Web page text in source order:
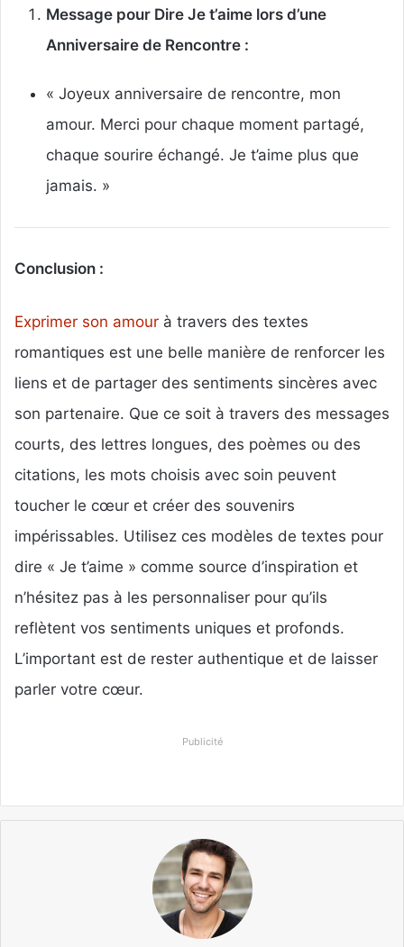
Message pour Dire Je t’aime lors d’une
Anniversaire de Rencontre :
« Joyeux anniversaire de rencontre, mon
amour. Merci pour chaque moment partagé,
chaque sourire échangé. Je t’aime plus que
jamais. »
Conclusion :
Exprimer son amour à travers des textes
romantiques est une belle manière de renforcer les
liens et de partager des sentiments sincères avec
son partenaire. Que ce soit à travers des messages
courts, des lettres longues, des poèmes ou des
citations, les mots choisis avec soin peuvent
toucher le cœur et créer des souvenirs
impérissables. Utilisez ces modèles de textes pour
dire « Je t’aime » comme source d’inspiration et
n’hésitez pas à les personnaliser pour qu’ils
reflètent vos sentiments uniques et profonds.
L’important est de rester authentique et de laisser
parler votre cœur.
Publicité